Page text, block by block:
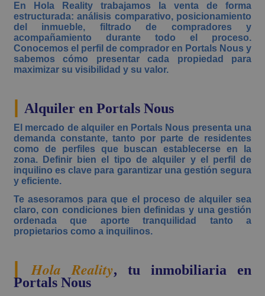
En Hola Reality trabajamos la venta de forma
estructurada: análisis comparativo, posicionamiento
del inmueble, filtrado de compradores y
acompañamiento durante todo el proceso.
Conocemos el perfil de comprador en Portals Nous y
sabemos cómo presentar cada propiedad para
maximizar su visibilidad y su valor.
| Alquiler en Portals Nous
El mercado de alquiler en Portals Nous presenta una
demanda constante, tanto por parte de residentes
como de perfiles que buscan establecerse en la
zona. Definir bien el tipo de alquiler y el perfil de
inquilino es clave para garantizar una gestión segura
y eficiente.
Te asesoramos para que el proceso de alquiler sea
claro, con condiciones bien definidas y una gestión
ordenada que aporte tranquilidad tanto a
propietarios como a inquilinos.
| Hola Reality, tu inmobiliaria en
Portals Nous